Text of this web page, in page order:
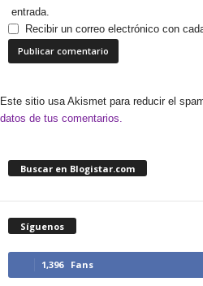
entrada.
Recibir un correo electrónico con
Este sitio usa Akismet para reducir el
datos de tus comentarios.
Buscar en Blogistar.com
Síguenos
1,396 Fans